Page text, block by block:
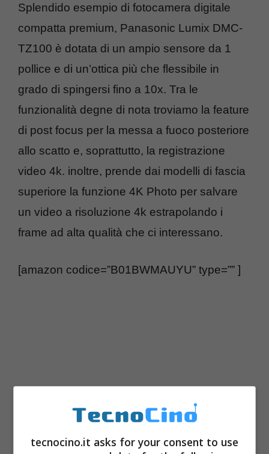
Splendido esempio di fotocamera digitale
compatta premium, Panasonic Lumix DMC-
TZ100 è dotata di un ampio sensore da 1
pollice e di un’ottica più che flessibile in
grado di spingersi fino a 10x. Tra le
funzionalità degne di nota troviamo la feature
di post focus per la messa a fuoco posteriore
allo scatto e, soprattutto, la registrazione
video 4k. inoltre, prende dai modelli di fascia
superiore la funzione 4K Photo per salvare
un video a risoluzione 4k estrapolando i
frame ad alta qualità che ci interessano.
[amazon codice=”B01BWMAUYU” type=”” ]
tecnocino.it asks for your consent to use